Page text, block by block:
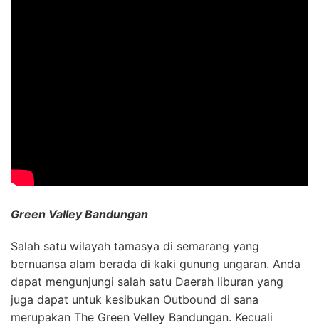
Green Valley Bandungan
Salah satu wilayah tamasya di semarang yang
bernuansa alam berada di kaki gunung ungaran. Anda
dapat mengunjungi salah satu Daerah liburan yang
juga dapat untuk kesibukan Outbound di sana
merupakan The Green Velley Bandungan. Kecuali